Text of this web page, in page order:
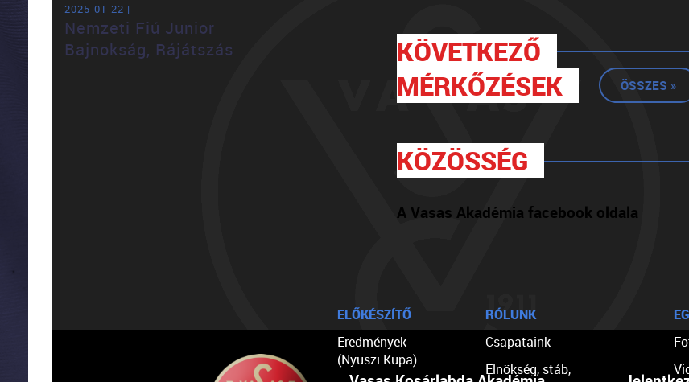
2025-01-22 |
Nemzeti Fiú Junior
Bajnokság, Rájátszás
KÖVETKEZŐ
MÉRKŐZÉSEK
ÖSSZES »
KÖZÖSSÉG
A Vasas Akadémia facebook oldala
ELŐKÉSZÍTŐ
Eredmények
(Nyuszi Kupa)
RÓLUNK
Csapataink
Elnökség, stáb,